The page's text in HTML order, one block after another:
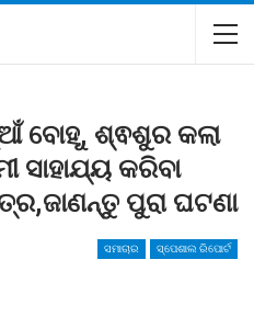
ବୋହୂ, ଶ୍ଵଶୁର କଲା
ସାହାଯ୍ୟ କରିବା
ପୁରା ଘଟଣା
ସମାଚାର ସ୍ପେଶାଲ ରିପୋର୍ଟ